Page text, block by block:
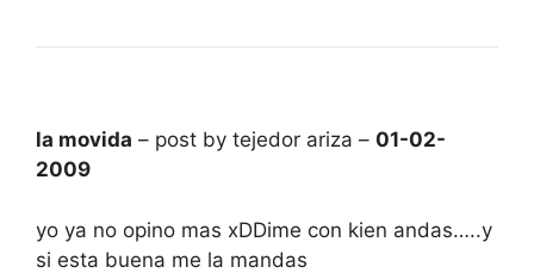
la movida – post by tejedor ariza – 01-02-
2009
yo ya no opino mas xDDime con kien andas…..y
si esta buena me la mandas